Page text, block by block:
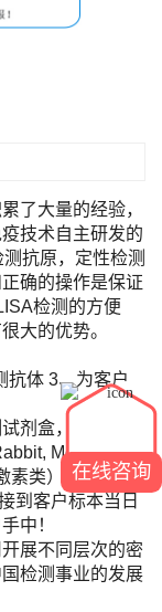
了大量的经验，
技术自主研发的
抗原，定性检测
确的操作是保证
检测的方便
大的优势。
抗体 3、为客户
剂盒，您只需将
Monkey,
素类）及标本数
到客户标本当日
中！
展不同层次的密
检测事业的发展
在线咨询